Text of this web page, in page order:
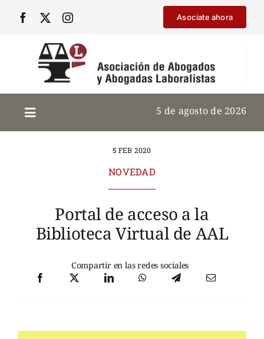
Asociate ahora
5 de agosto de 2026
5 FEB 2020
NOVEDAD
Portal de acceso a la
Biblioteca Virtual de AAL
Compartir en las redes sociales